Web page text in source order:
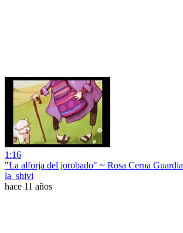
1:16
"La alforja del jorobado" ~ Rosa Cerna Guardia
la_shivi
hace 11 años